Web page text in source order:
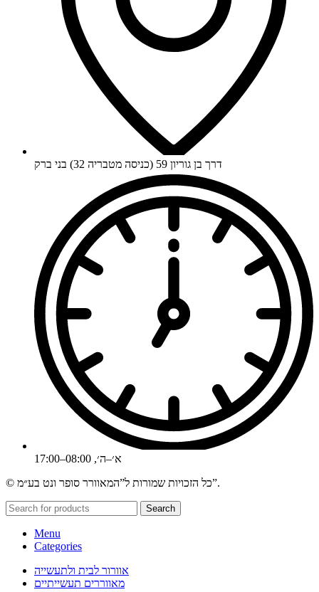
דרך בן גוריון 59 (כניסה מטבריה 32) בני ברק
א׳–ה׳, 08:00–17:00
© כל הזכויות שמורות ל”המאוורר סופר ונט בע״מ”.
Search
Menu
Categories
אוורור לבית ולתעשייה
מאווררים תעשייתיים